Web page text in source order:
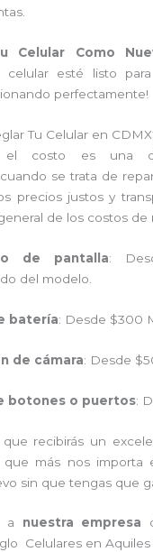
Celular Como
celular esté listo
perfectamente!
Tu Celular en
el costo es una
se trata de
precios justos y
de los costos de
de pantalla:
del modelo.
batería: Desde $300
de cámara: Desde
botones o puertos:
que recibirás un
que más nos importa
sin que tengas que
a nuestra empresa
Celulares en Aquiles